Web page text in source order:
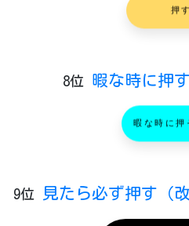
押す
8位 暇な時に押
暇な時に押
9位 見たら必ず押す（